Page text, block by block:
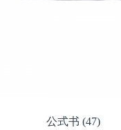
公式书 (47)